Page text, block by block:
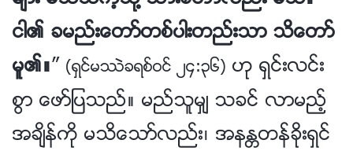
ငါ၏ ခမည္းေတာ္တစ္ပါးတည္းသာ သိေတာ္
မူ၏။” (ရွင္မႆဲခရစ္ဝင္ ၂၄:၃၆) ဟု ရွင္းလင္း
စြာ ေဖာ္ျပသည္။ မည္သူမွ် သခင္ လာမည့္
အခ်ိန္ကို မသိေသာ္လည္း၊ အနႏၲတန္ခိုးရွင္